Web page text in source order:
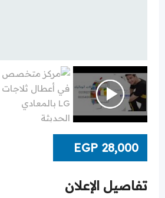
EGP 28,000
تفاصيل الإعلان